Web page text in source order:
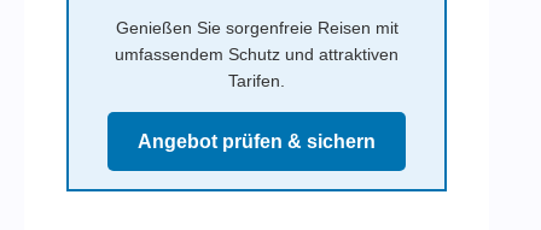
Genießen Sie sorgenfreie Reisen mit
umfassendem Schutz und attraktiven
Tarifen.
Angebot prüfen & sichern